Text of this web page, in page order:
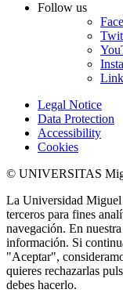
Follow us
Legal Notice
Data Protection
Accessibility
Cookies
© UNIVERSITAS
La Universidad
terceros para fines
navegación. En nuestra
información. Si
"Aceptar",
quieres rechazarlas
debes hacerlo.